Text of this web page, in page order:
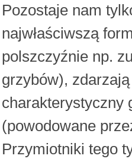
Pozostaje nam
najwłaściwszą
polszczyźnie np.
grzybów),
charakterystyczny
(powodowane
Przymiotniki tego